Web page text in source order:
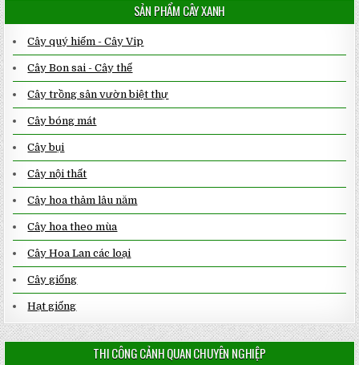
SẢN PHẨM CÂY XANH
Cây quý hiếm - Cây Vip
Cây Bon sai - Cây thế
Cây trồng sân vườn biệt thự
Cây bóng mát
Cây bụi
Cây nội thất
Cây hoa thảm lâu năm
Cây hoa theo mùa
Cây Hoa Lan các loại
Cây giống
Hạt giống
THI CÔNG CẢNH QUAN CHUYÊN NGHIỆP